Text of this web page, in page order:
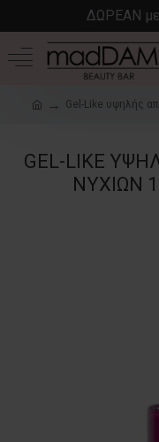
ΔΩΡΕΑΝ
Gel-Like υψηλής
GEL-LIKE
ΝΥΧΙΏΝ